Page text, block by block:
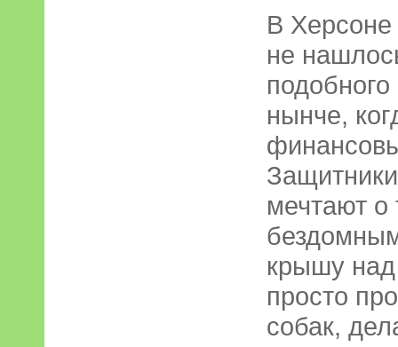
В
не
нынче,
мечтают
крышу
просто
собак,